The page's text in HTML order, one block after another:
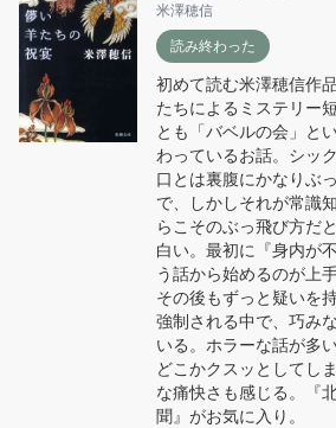
米澤穂信
読み終わった
初めて読む米澤穂信作
たちによるミステリー
とも「バベルの会」と
わっているお話。シッ
口とは裏腹にかなりぶ
で、しかしそれが常識
らこそのぶっ飛び方だ
白い。最初に『身内が
う話から始めるのが上
その後もずっと疑いを
強制される中で、巧み
いる。ホラーな話が多
どこかクスッとしてし
な痛快さも感じる。『
聞』がお気に入り。